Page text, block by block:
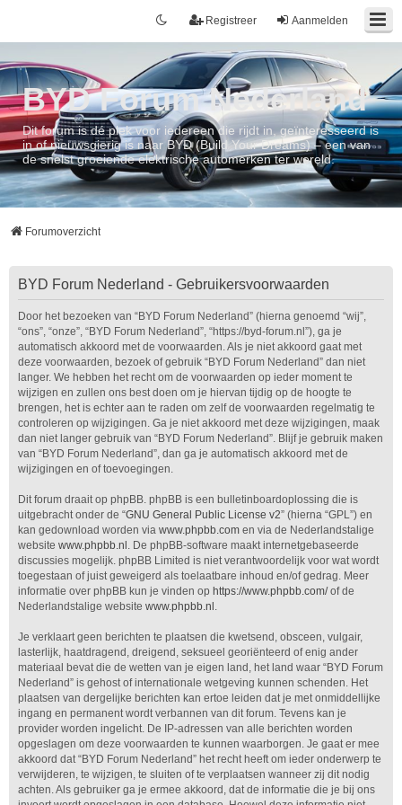
Aanmelden
Registreer
BYD Forum Nederland
Dit forum is dé plek voor iedereen die rijdt in, geïnteresseerd is
in of nieuwsgierig is naar BYD (Build Your Dreams) – een van
de snelst groeiende elektrische automerken ter wereld.
Forumoverzicht
BYD Forum Nederland - Gebruikersvoorwaarden
Door het bezoeken van “BYD Forum Nederland” (hierna genoemd “wij”,
“ons”, “onze”, “BYD Forum Nederland”, “https://byd-forum.nl”), ga je
automatisch akkoord met de voorwaarden. Als je niet akkoord gaat met
deze voorwaarden, bezoek of gebruik “BYD Forum Nederland” dan niet
langer. We hebben het recht om de voorwaarden op ieder moment te
wijzigen en zullen ons best doen om je hiervan tijdig op de hoogte te
brengen, het is echter aan te raden om zelf de voorwaarden regelmatig te
controleren op wijzigingen. Ga je niet akkoord met deze wijzigingen, maak
dan niet langer gebruik van “BYD Forum Nederland”. Blijf je gebruik maken
van “BYD Forum Nederland”, dan ga je automatisch akkoord met de
wijzigingen en of toevoegingen.
Dit forum draait op phpBB. phpBB is een bulletinboardoplossing die is
uitgebracht onder de “GNU General Public License v2” (hierna “GPL”) en
kan gedownload worden via www.phpbb.com en via de Nederlandstalige
website www.phpbb.nl . De phpBB-software maakt internetgebaseerde
discussies mogelijk. phpBB Limited is niet verantwoordelijk voor wat wordt
toegestaan of juist geweigerd als toelaatbare inhoud en/of gedrag. Meer
informatie over phpBB kun je vinden op https://www.phpbb.com/of de
Nederlandstalige website www.phpbb.nl .
Je verklaart geen berichten te plaatsen die kwetsend, obsceen, vulgair,
lasterlijk, haatdragend, dreigend, seksueel georiënteerd of enig ander
materiaal bevat die de wetten van je eigen land, het land waar “BYD Forum
Nederland” is gehost of internationale wetgeving kunnen schenden. Het
plaatsen van dergelijke berichten kan ertoe leiden dat je met onmiddellijke
ingang en permanent wordt verbannen van dit forum. Tevens kan je
provider worden ingelicht. De IP-adressen van alle berichten worden
opgeslagen om deze voorwaarden te kunnen waarborgen. Je gaat er mee
akkoord dat “BYD Forum Nederland” het recht heeft om ieder onderwerp te
verwijderen, te wijzigen, te sluiten of te verplaatsen wanneer zij dit nodig
achten. Als gebruiker ga je ermee akkoord, dat de informatie die je bij ons